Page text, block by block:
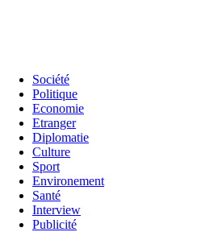
Société
Politique
Economie
Etranger
Diplomatie
Culture
Sport
Environement
Santé
Interview
Publicité